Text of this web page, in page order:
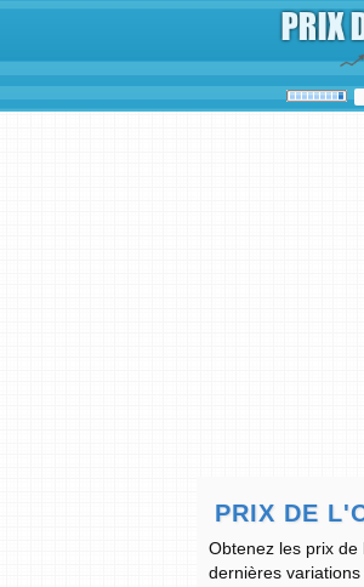
PRIX DE
Obtenez les prix
dernières